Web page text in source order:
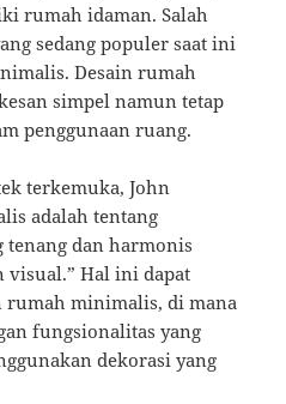
rumah idaman. Salah
sedang populer saat ini
Desain rumah
simpel namun tetap
penggunaan ruang.
terkemuka, John
adalah tentang
tenang dan harmonis
visual.” Hal ini dapat
rumah minimalis, di mana
fungsionalitas yang
dekorasi yang